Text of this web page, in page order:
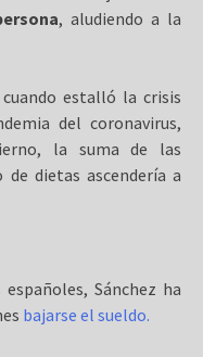
, aludiendo a la
estalló la crisis
del coronavirus,
la suma de las
dietas ascendería a
Sánchez ha
bajarse el sueldo.